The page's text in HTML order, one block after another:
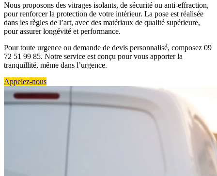
Nous proposons des vitrages isolants, de sécurité ou anti-effraction,
pour renforcer la protection de votre intérieur. La pose est réalisée
dans les règles de l’art, avec des matériaux de qualité supérieure,
pour assurer longévité et performance.
Pour toute urgence ou demande de devis personnalisé, composez 09
72 51 99 85. Notre service est conçu pour vous apporter la
tranquillité, même dans l’urgence.
Appelez-nous